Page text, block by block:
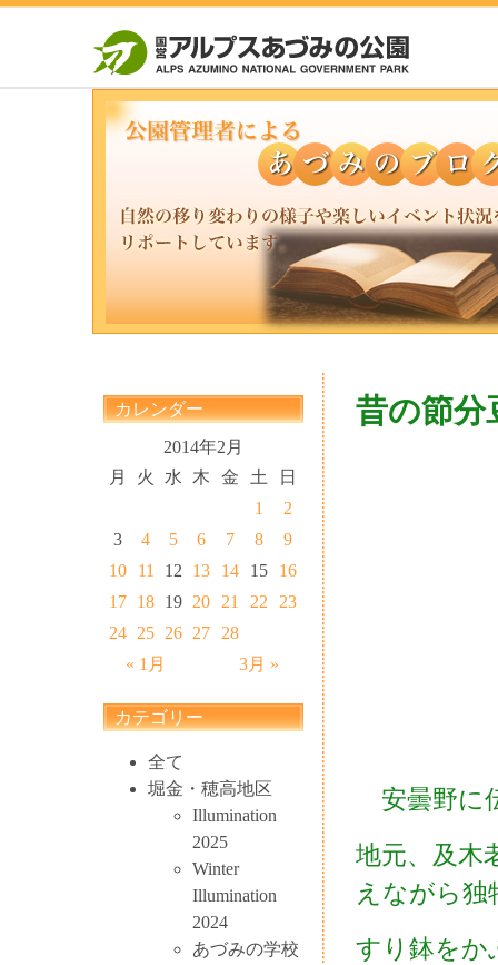
カレンダー
2014年2月
月
火 水 木 金 土 日
« 1月 3月 »
1
2
3
4 5 6 7 8
9
10
11 12 13 14 15
16
17 18 19 20 21 22
23
24 25 26 27 28
カテゴリー
全て
堀金・穂高地区
Illumination
2025
Winter
Illumination
2024
あづみの学校
昔の節分
安曇野に
地元、及木
えながら独
すり鉢をか